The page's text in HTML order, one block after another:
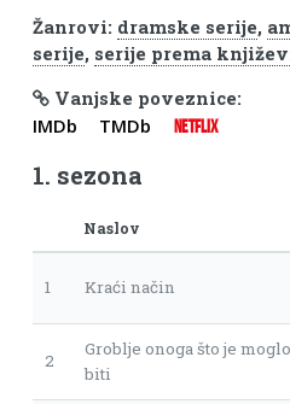
Žanrovi: dramske serije,
serije, serije prema
Vanjske poveznice:
IMDb TMDb NETFLIX
1. sezona
Naslov
1 Kraći način
2
Groblje onoga što je moglo
biti